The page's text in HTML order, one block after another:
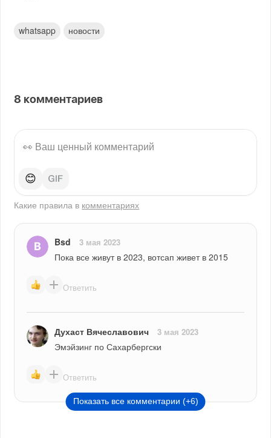
whatsapp новости
8 комментариев
😊
Какие правила в комментариях
Bsd 3 мая 2023
Пока все живут в 2023, вотсап живет в 2015
Ответить
Духаст Вячеславович 3 мая 2023
Эмэйзинг по Сахарбергски
Ответить
Показать все комментарии (+6)